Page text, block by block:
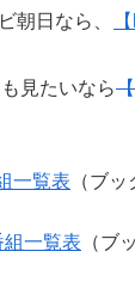
朝日なら、
見たいなら
一覧表 （ブ
一覧表 （ブ